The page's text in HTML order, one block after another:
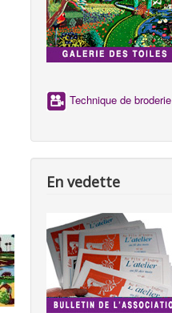
Technique de broderie
En vedette